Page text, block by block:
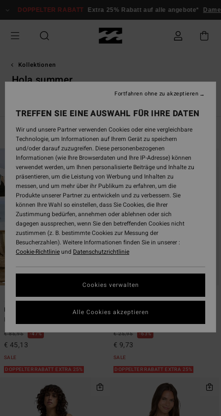
zur
Auswahl
springen
RABATT Extra 25% Rabatt auf alle angebote* Damen
Kollektionen
Hola summer
Filtern & Sortieren 110Ergebnisse
Direkt
Filterkriterien
springen
Überspringen
filtern
nach
Paradise Sun Tully Hi One-Piece
Frauen Blau Badeanzug
€ 85,95 47%
€ 45,13
SALE
DOPPELTER RABATT EXTRA 25%
Headed To Sea
€ 25,95 63%
€ 9,73
SALE
DOPPELTER RABATT EXTRA 25%
TREFFEN SIE EINE AUSWAHL FÜR IHRE DATEN
Wir und unsere Partner verwenden Cookies oder eine vergleichbare
Technologie, um Informationen auf Ihrem Gerät zu speichern
und/oder darauf zuzugreifen. Diese personenbezogenen
Informationen (wie Ihre Browserdaten und Ihre IP-Adresse) können
verwendet werden, um Ihnen personalisierte Beiträge und Inhalte zu
präsentieren, um die Leistung von Werbung und Inhalten zu
messen, und um mehr über ihr Publikum zu erfahren, um die
Produkte unserer Partner zu entwickeln und zu verbessern. Sie
können Ihre Wahl so einstellen, dass Sie Cookies, die Ihrer
Zustimmung bedürfen, annehmen oder ablehnen oder sich
dagegen aussprechen, wenn Sie den betreffenden Cookies nicht
zustimmen (z. B. bestimmte Cookies zur Messung der
Besucherzahlen). Weitere Informationen finden Sie in unserer :
Cookie-Richtlinieund Datenschutzrichtlinie
Cookies verwalten
Fortfahren ohne zu akzeptieren
Alle Cookies akzeptieren